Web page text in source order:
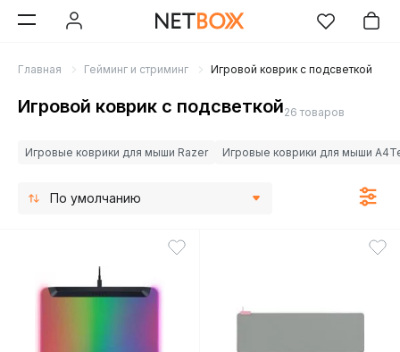
Главная Гейминг и стриминг Игровой коврик с подсветкой
Игровой коврик с подсветкой26 товаров
Игровые коврики для мыши Razer Игровые коврики для мыши
По умолчанию